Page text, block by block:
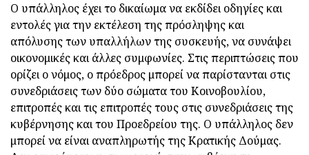
Ο υπάλληλος έχει το δικαίωμα να εκδίδει οδηγίες και
εντολές για την εκτέλεση της πρόσληψης και
απόλυσης των υπαλλήλων της συσκευής, να συνάψει
οικονομικές και άλλες συμφωνίες. Στις περιπτώσεις που
ορίζει ο νόμος, ο πρόεδρος μπορεί να παρίστανται στις
συνεδριάσεις των δύο σώματα του Κοινοβουλίου,
επιτροπές και τις επιτροπές τους στις συνεδριάσεις της
κυβέρνησης και του Προεδρείου της. Ο υπάλληλος δεν
μπορεί να είναι αναπληρωτής της Κρατικής Δούμας.